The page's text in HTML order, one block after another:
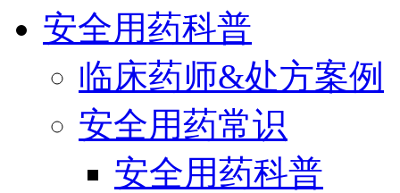
安全用药科普
临床药师&处方案例
安全用药常识
安全用药科普